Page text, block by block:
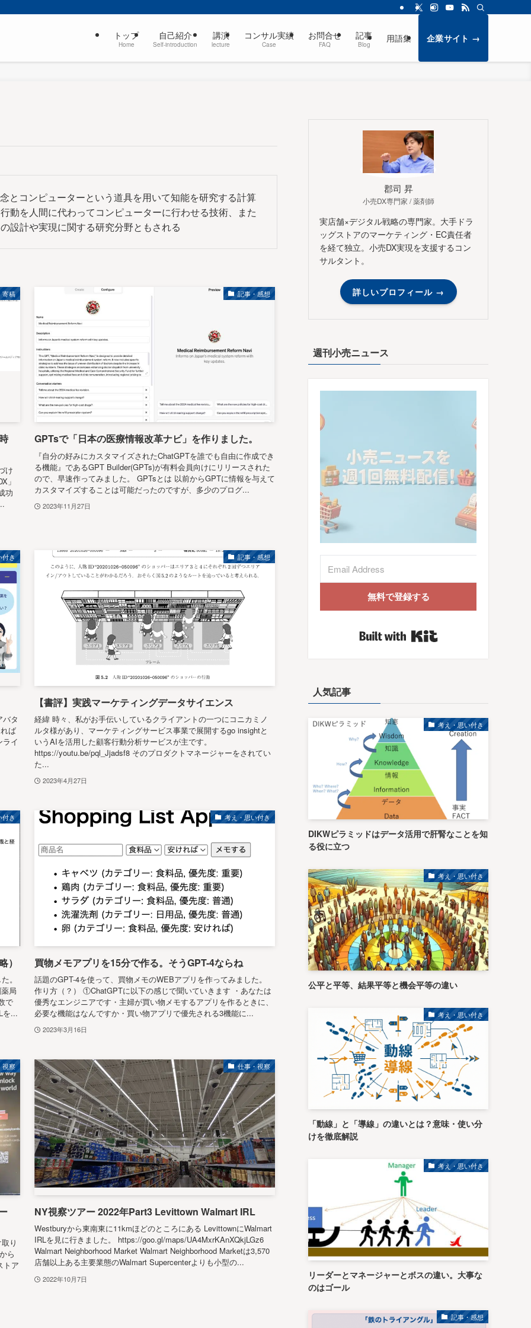
トップ
Home
自己紹介
Self-introduction
講演
lecture
コンサル実績
Case
お問合せ
FAQ
記事
Blog
用語集 企業サイト →
とコンピューターという道具を用いて知能を研究する計算
動を人間に代わってコンピューターに行わせる技術、また
設計や実現に関する研究分野ともされる
寄稿
け
」
功
記事・感想
GPTsで「日本の医療情報改革ナビ」を作りました。
『自分の好みにカスタマイズされたChatGPTを誰でも自由に作成でき
る機能』であるGPT Builder(GPTs)が有料会員向けにリリースされた
ので、早速作ってみました。 GPTsとは 以前からGPTに情報を与えて
カスタマイズすることは可能だったのですが、多少のプログ...
2023年11月27日
付き
タ
ば
イ
記事・感想
【書評】実践マーケティングデータサイエンス
経緯 時々、私がお手伝いしているクライアントの一つにコニカミノ
ルタ様があり、マーケティングサービス事業で展開するgo insightと
いうAIを活用した顧客行動分析サービスが主です。
https://youtu.be/pql_Jjadsf8 そのプロダクトマネージャーをされてい
た...
2023年4月27日
付き
）
。
局
で
を...
考え・思い付き
買物メモアプリを15分で作る。そうGPT-4ならね
話題のGPT-4を使って、買物メモのWEBアプリを作ってみました。
作り方（？） ①ChatGPTに以下の感じで聞いていきます ・あなたは
優秀なエンジニアです・主婦が買い物メモするアプリを作るときに、
必要な機能はなんですか・買い物アプリで優先される3機能に...
2023年3月16日
視察
り
ら
トア
仕事・視察
NY視察ツアー 2022年Part3 Levittown Walmart IRL
Westburyから東南東に11kmほどのところにある LevittownにWalmart
IRLを見に行きました。 https://goo.gl/maps/UA4MxrKAnXQkjLGz6
Walmart Neighborhood Market Walmart Neighborhood Marketは3,570
店舗以上ある主要業態のWalmart Supercenterよりも小型の...
2022年10月7日
郡司 昇
小売DX専門家 / 薬剤師
実店舗×デジタル戦略の専門家。大手ドラ
ッグストアのマーケティング・EC責任者
を経て独立。小売DX実現を支援するコン
サルタント。
詳しいプロフィール →
週刊小売ニュース
無料で登録する
人気記事
考え・思い付き
DIKWピラミッドはデータ活用で肝腎なことを知
る役に立つ
考え・思い付き
公平と平等、結果平等と機会平等の違い
考え・思い付き
「動線」と「導線」の違いとは？意味・使い分
けを徹底解説
考え・思い付き
リーダーとマネージャーとボスの違い。大事な
のはゴール
記事・感想